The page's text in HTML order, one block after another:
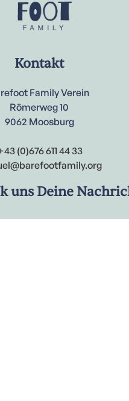
Kontakt
Family Verein
Römerweg 10
9062 Moosburg
(0)676 611 44 33
uns Deine